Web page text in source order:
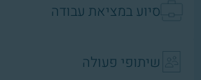
סיוע במציאת עבודה
שיתופי פעולה